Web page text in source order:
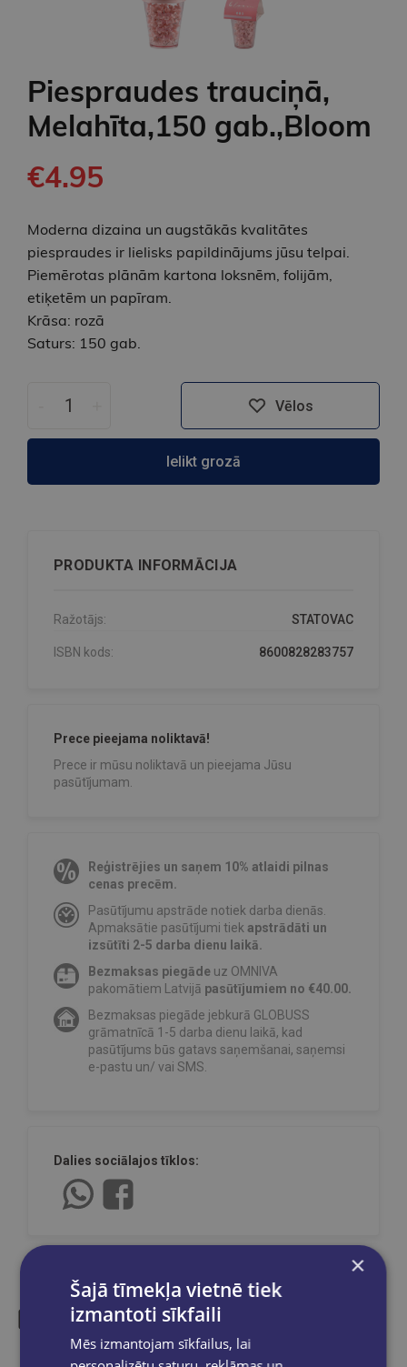
Piespraudes trauciņā,
Melahīta,150 gab.,Bloom
€4.95
Moderna dizaina un augstākās kvalitātes
piespraudes ir lielisks papildinājums jūsu telpai.
Piemērotas plānām kartona loksnēm, folijām,
etiķetēm un papīram.
Krāsa: rozā
Saturs: 150 gab.
Vēlos
Ielikt grozā
PRODUKTA INFORMĀCIJA
Ražotājs: STATOVAC
ISBN kods: 8600828283757
Prece pieejama noliktavā!
Prece ir mūsu noliktavā un pieejama Jūsu
pasūtījumam.
Reģistrējies un saņem 10% atlaidi pilnas
cenas precēm.
Pasūtījumu apstrāde notiek darba dienās.
Apmaksātie pasūtījumi tiek apstrādāti un
izsūtīti 2-5 darba dienu laikā.
Bezmaksas piegāde uz OMNIVA
pakomātiem Latvijā pasūtījumiem no €40.00.
Bezmaksas piegāde jebkurā GLOBUSS
grāmatnīcā 1-5 darba dienu laikā, kad
pasūtījums būs gatavs saņemšanai, saņemsi
e-pastu un/ vai SMS.
Dalies sociālajos tīklos:
×
Šajā tīmekļa vietnē tiek
izmantoti sīkfaili
Mēs izmantojam sīkfailus, lai